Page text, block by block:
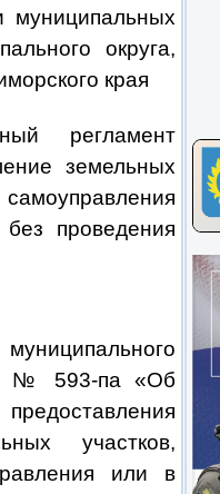
муниципальных
округа,
края
регламент
земельных
проведения
№ 593-па «Об
участков,
или в